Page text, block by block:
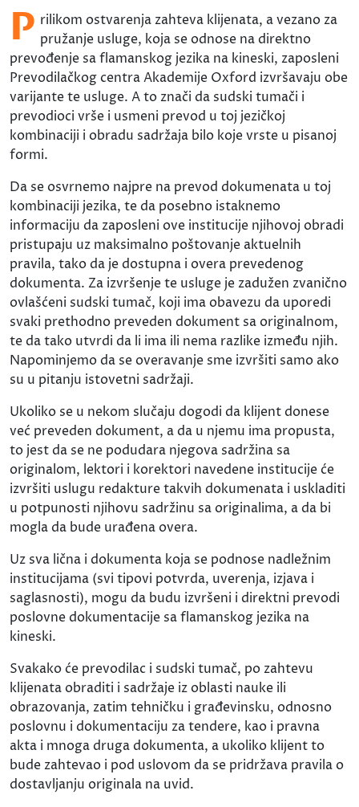
P rilikom ostvarenja zahteva klijenata, a vezano za
pružanje usluge, koja se odnose na direktno
prevođenje sa flamanskog jezika na kineski, zaposleni
Prevodilačkog centra Akademije Oxford izvršavaju obe
varijante te usluge. A to znači da sudski tumači i
prevodioci vrše i usmeni prevod u toj jezičkoj
kombinaciji i obradu sadržaja bilo koje vrste u pisanoj
formi.
Da se osvrnemo najpre na prevod dokumenata u toj
kombinaciji jezika, te da posebno istaknemo
informaciju da zaposleni ove institucije njihovoj obradi
pristupaju uz maksimalno poštovanje aktuelnih
pravila, tako da je dostupna i overa prevedenog
dokumenta. Za izvršenje te usluge je zadužen zvanično
ovlašćeni sudski tumač, koji ima obavezu da uporedi
svaki prethodno preveden dokument sa originalnom,
te da tako utvrdi da li ima ili nema razlike između njih.
Napominjemo da se overavanje sme izvršiti samo ako
su u pitanju istovetni sadržaji.
Ukoliko se u nekom slučaju dogodi da klijent donese
već preveden dokument, a da u njemu ima propusta,
to jest da se ne podudara njegova sadržina sa
originalom, lektori i korektori navedene institucije će
izvršiti uslugu redakture takvih dokumenata i uskladiti
u potpunosti njihovu sadržinu sa originalima, a da bi
mogla da bude urađena overa.
Uz sva lična i dokumenta koja se podnose nadležnim
institucijama (svi tipovi potvrda, uverenja, izjava i
saglasnosti), mogu da budu izvršeni i direktni prevodi
poslovne dokumentacije sa flamanskog jezika na
kineski.
Svakako će prevodilac i sudski tumač, po zahtevu
klijenata obraditi i sadržaje iz oblasti nauke ili
obrazovanja, zatim tehničku i građevinsku, odnosno
poslovnu i dokumentaciju za tendere, kao i pravna
akta i mnoga druga dokumenta, a ukoliko klijent to
bude zahtevao i pod uslovom da se pridržava pravila o
dostavljanju originala na uvid.